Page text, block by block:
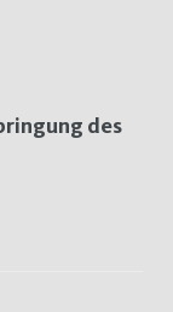
des